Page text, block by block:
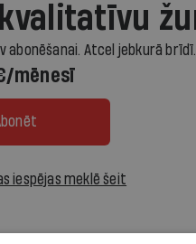
abonēšanai. Atcel jebkurā brīdī.
mēnesī
iespējas meklē šeit